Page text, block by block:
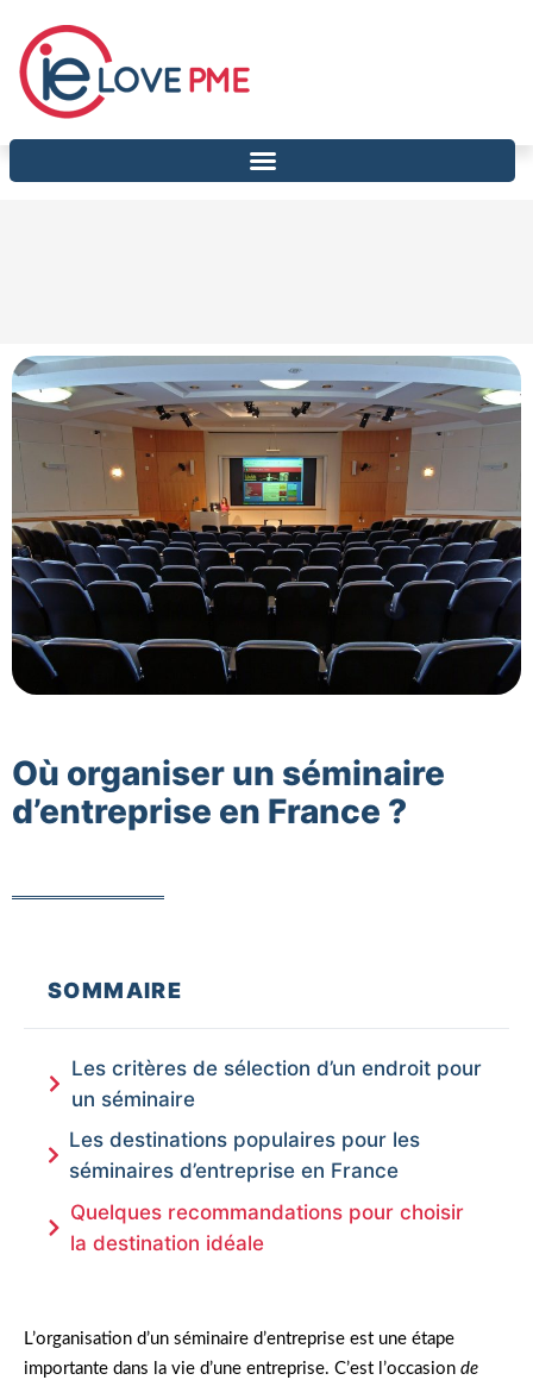
Où organiser un séminaire
d’entreprise en France ?
SOMMAIRE
Les critères de sélection d’un endroit pour
un séminaire
Les destinations populaires pour les
séminaires d’entreprise en France
Quelques recommandations pour choisir
la destination idéale
L’organisation d’un séminaire d’entreprise est une étape
importante dans la vie d’une entreprise. C’est l’occasion de